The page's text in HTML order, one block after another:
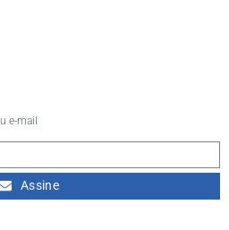
e-mail
Assine